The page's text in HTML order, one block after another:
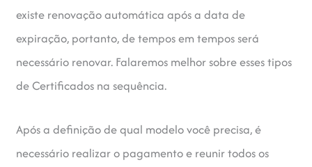
existe renovação automática após a data de
expiração, portanto, de tempos em tempos será
necessário renovar. Falaremos melhor sobre esses tipos
de Certificados na sequência.
Após a definição de qual modelo você precisa, é
necessário realizar o pagamento e reunir todos os